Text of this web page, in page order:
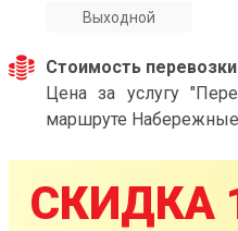
Выходной
Стоимость перевозки
Цена за услугу
маршруте
СКИДКА